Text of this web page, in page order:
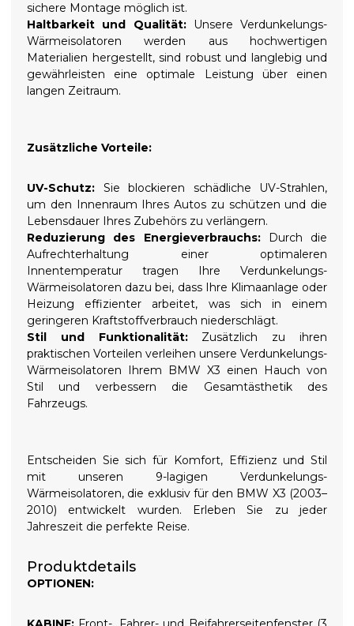
sichere Montage möglich ist.
Haltbarkeit und Qualität:Unsere Verdunkelungs-
Wärmeisolatoren werden aus hochwertigen
Materialien hergestellt, sind robust und langlebig und
gewährleisten eine optimale Leistung über einen
langen Zeitraum.
Zusätzliche Vorteile:
UV-Schutz: Sie blockieren schädliche UV-Strahlen,
um den Innenraum Ihres Autos zu schützen und die
Lebensdauer Ihres Zubehörs zu verlängern.
Reduzierung des Energieverbrauchs:Durch die
Aufrechterhaltung einer optimaleren
Innentemperatur tragen Ihre Verdunkelungs-
Wärmeisolatoren dazu bei, dass Ihre Klimaanlage oder
Heizung effizienter arbeitet, was sich in einem
geringeren Kraftstoffverbrauch niederschlägt.
Stil und Funktionalität:Zusätzlich zu ihren
praktischen Vorteilen verleihen unsere Verdunkelungs-
Wärmeisolatoren Ihrem BMW X3 einen Hauch von
Stil und verbessern die Gesamtästhetik des
Fahrzeugs.
Entscheiden Sie sich für Komfort, Effizienz und Stil
mit unseren 9-lagigen Verdunkelungs-
Wärmeisolatoren, die exklusiv für den BMW X3 (2003–
2010) entwickelt wurden. Erleben Sie zu jeder
Jahreszeit die perfekte Reise.
Produktdetails
OPTIONEN: